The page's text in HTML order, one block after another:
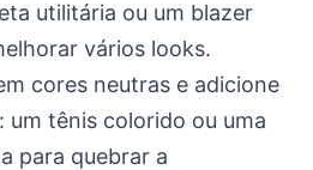
utilitária ou um blazer
vários looks.
cores neutras e adicione
um tênis colorido ou uma
para quebrar a